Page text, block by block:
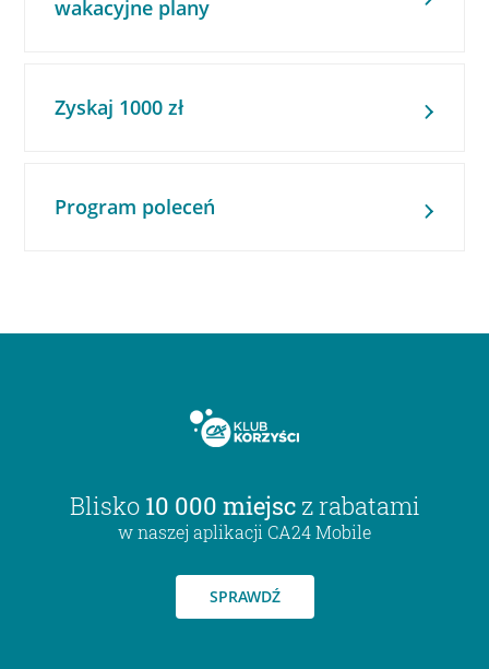
wakacyjne plany
Zyskaj 1000 zł
Program poleceń
Blisko 10 000 miejsc z rabatami
w naszej aplikacji CA24 Mobile
SPRAWDŹ